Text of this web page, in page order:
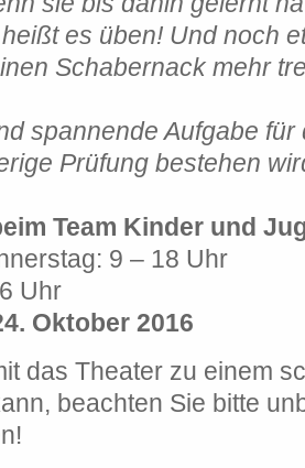
es üben! Und noch
Schabernack mehr
spannende Aufgabe
Prüfung bestehen
Team Kinder und
9 – 18 Uhr
Uhr
Oktober 2016
das Theater zu einem
beachten Sie bitte